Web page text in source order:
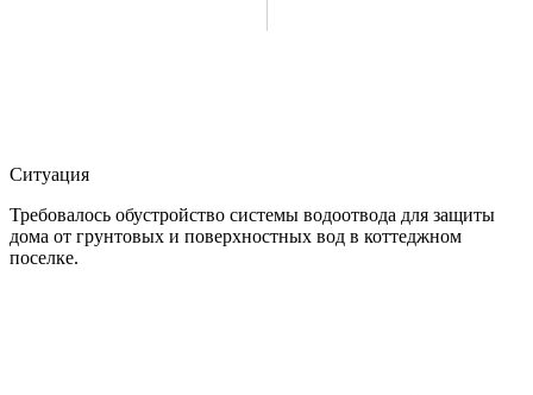
Ситуация
Требовалось обустройство системы водоотвода для защиты
дома от грунтовых и поверхностных вод в коттеджном
поселке.